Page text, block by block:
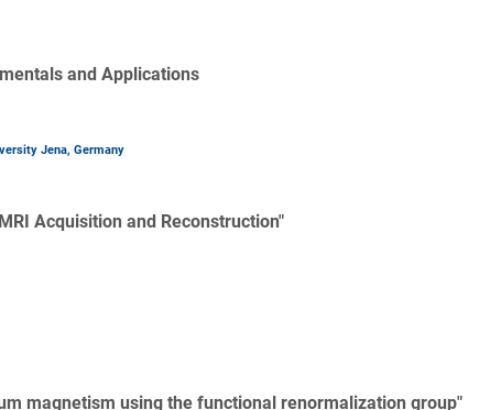
and Applications
Jena, Germany
Acquisition and Reconstruction"
magnetism using the functional renormalization group"